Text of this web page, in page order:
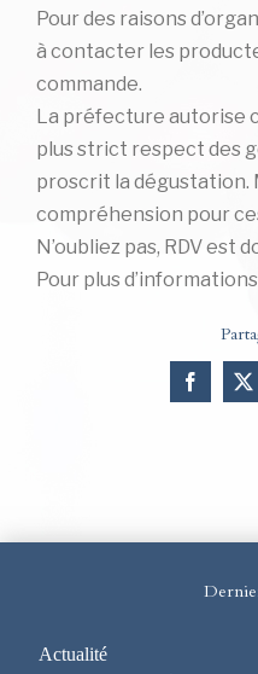
Pour des raisons
à contacter les
commande.
La préfecture autorise
plus strict respect des
proscrit la dégustation.
compréhension pour
N’oubliez pas, RDV est
Pour plus
Facebook
X